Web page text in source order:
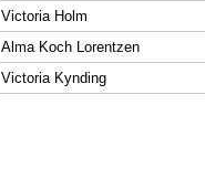
Victoria Holm
Alma Koch Lorentzen
Victoria Kynding